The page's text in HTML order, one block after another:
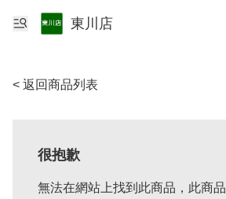
東川店
< 返回商品列表
很抱歉
無法在網站上找到此商品，此商品